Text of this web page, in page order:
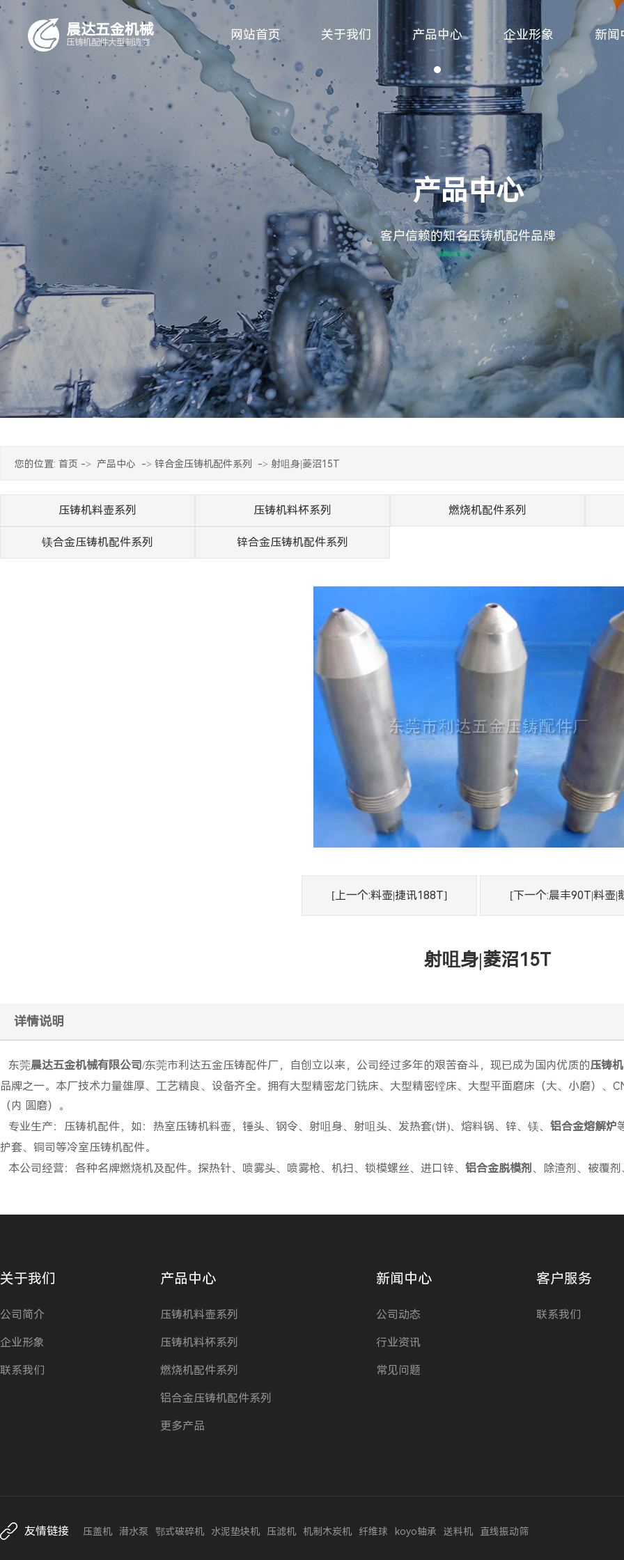
晨达五金机械
压铸机配件大型制造商 网站首页 关于我们 产品中心 企业形象 新闻
产品中心
客户信赖的知名压铸机配件品牌
您的位置: 首页 -> 产品中心 -> 锌合金压铸机配件系列 -> 射咀身|菱沼15T
压铸机料壶系列 压铸机料杯系列 燃烧机配件系列
镁合金压铸机配件系列 锌合金压铸机配件系列
[上一个:料壶|捷讯188T] [下一个:晨丰90T|料壶|
射咀身|菱沼15T
详情说明
东莞晨达五金机械有限公司/东莞市利达五金压铸配件厂，自创立以来，公司经过多年的艰苦奋斗，现已成为国内优质的压铸
品牌之一。本厂技术力量雄厚、工艺精良、设备齐全。拥有大型精密龙门铣床、大型精密镗床、大型平面磨床（大、小磨）、
（内 圆磨）。
专业生产：压铸机配件，如：热室压铸机料壶，锤头、钢令、射咀身、射咀头、发热套(饼)、熔料锅、锌、镁、 铝合金熔解炉
护套、铜司等冷室压铸机配件。
本公司经营：各种名牌燃烧机及配件。探热针、喷雾头、喷雾枪、机扫、锁模螺丝、进口锌、 铝合金脱模剂 、除渣剂、被覆
关于我们
公司简介
企业形象
联系我们
产品中心
压铸机料壶系列
压铸机料杯系列
燃烧机配件系列
铝合金压铸机配件系列
更多产品
新闻中心
公司动态
行业资讯
常见问题
客户服务
联系我们
友情链接 压盖机 潜水泵 鄂式破碎机 水泥垫块机 压滤机 机制木炭机 纤维球 koyo轴承 送料机 直线振动筛